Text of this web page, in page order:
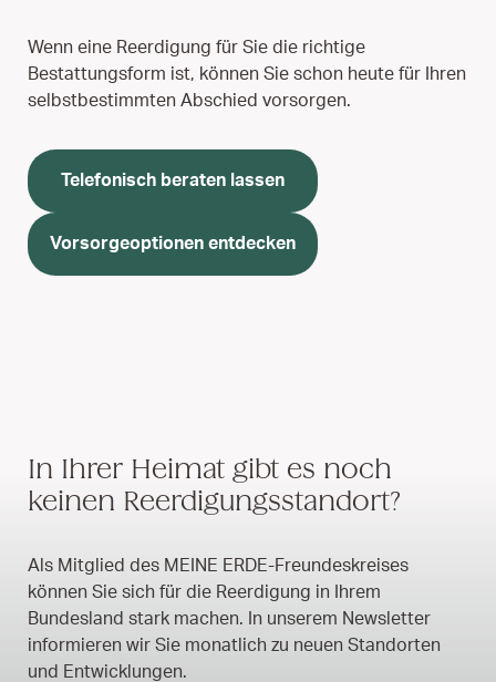
Wenn eine Reerdigung für Sie die richtige
Bestattungsform ist, können Sie schon heute für Ihren
selbstbestimmten Abschied vorsorgen.
Telefonisch beraten lassen
Vorsorgeoptionen entdecken
In Ihrer Heimat gibt es noch
keinen Reerdigungsstandort?
Als Mitglied des MEINE ERDE-Freundeskreises
können Sie sich für die Reerdigung in Ihrem
Bundesland stark machen. In unserem Newsletter
informieren wir Sie monatlich zu neuen Standorten
und Entwicklungen.